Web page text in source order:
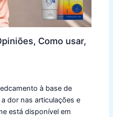
Como usar,
à base de
dor nas articulações e
está disponível em